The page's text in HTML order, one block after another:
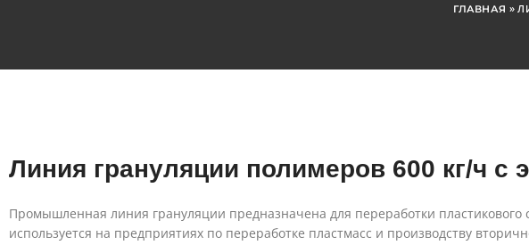
ГЛАВНАЯ »
Линия грануляции полимеров 600 кг/ч с
Промышленная линия грануляции предназначена для переработки
используется на предприятиях по переработке пластмасс и производству